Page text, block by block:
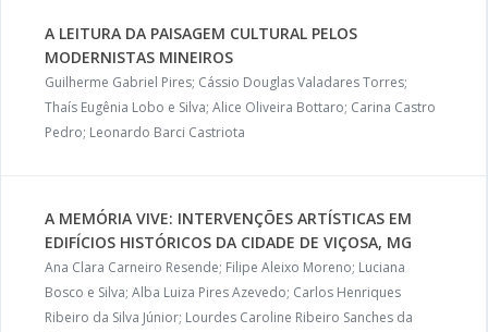
A LEITURA DA PAISAGEM CULTURAL PELOS
MODERNISTAS MINEIROS
Guilherme Gabriel Pires; Cássio Douglas Valadares Torres;
Thaís Eugênia Lobo e Silva; Alice Oliveira Bottaro; Carina Castro
Pedro; Leonardo Barci Castriota
A MEMÓRIA VIVE: INTERVENÇÕES ARTÍSTICAS EM
EDIFÍCIOS HISTÓRICOS DA CIDADE DE VIÇOSA, MG
Ana Clara Carneiro Resende; Filipe Aleixo Moreno; Luciana
Bosco e Silva; Alba Luiza Pires Azevedo; Carlos Henriques
Ribeiro da Silva Júnior; Lourdes Caroline Ribeiro Sanches da